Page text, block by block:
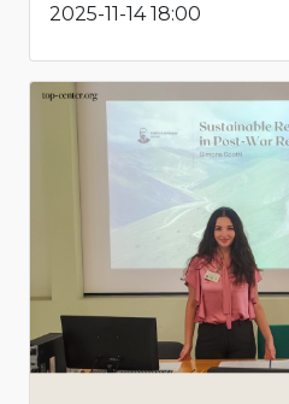
2025-11-14 18:00